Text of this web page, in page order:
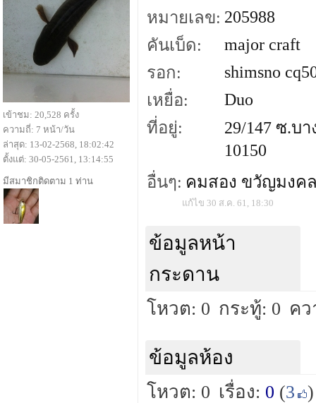
หมายเลข: 205988
คันเบ็ด:
major craft
รอก:
shimsno
เหยื่อ:
Duo
ที่อยู่:
29/147 ซ.บ
10150
อื่นๆ: คมสอง ขวัญมงค
แก้ไข 30 ส.ค. 61, 18:30
ข้อมูลหน้า
กระดาน
โหวต: 0 กระทู้: 0 ค
ข้อมูลห้อง
โหวต: 0 เรื่อง: 0 (3
)
เข้าชม: 20,528 ครั้ง
ความถี่: 7 หน้า/วัน
ล่าสุด: 13-02-2568, 18:02:42
ตั้งแต่: 30-05-2561, 13:14:55
มีสมาชิกติดตาม 1 ท่าน